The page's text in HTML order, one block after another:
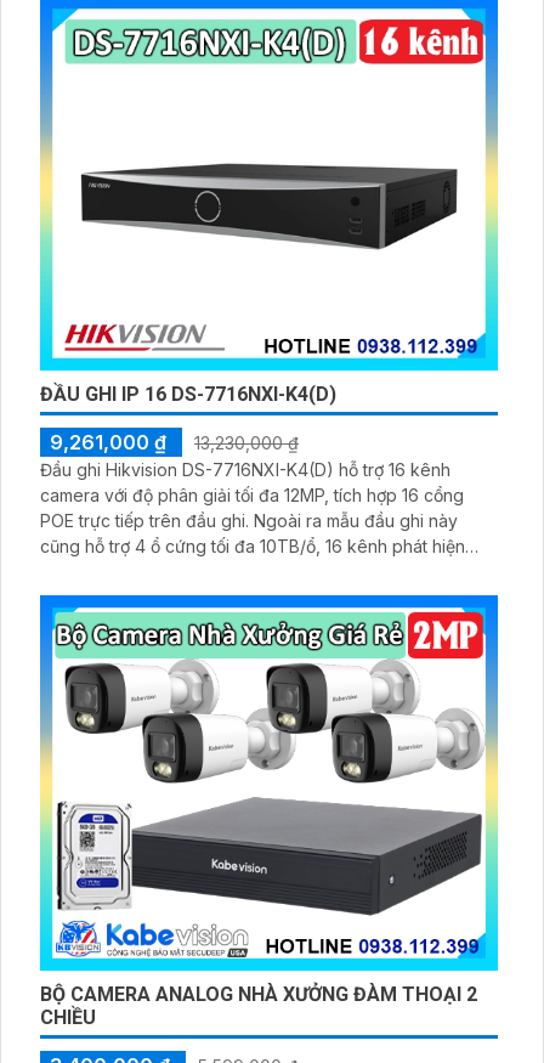
ĐẦU GHI IP 16 DS-7716NXI-K4(D)
9,261,000 ₫
13,230,000 ₫
Đầu ghi Hikvision DS-7716NXI-K4(D) hỗ trợ 16 kênh
camera với độ phân giải tối đa 12MP, tích hợp 16 cổng
POE trực tiếp trên đầu ghi. Ngoài ra mẫu đầu ghi này
cũng hỗ trợ 4 ổ cứng tối đa 10TB/ổ, 16 kênh phát hiện
BỘ CAMERA ANALOG NHÀ XƯỞNG ĐÀM THOẠI 2
CHIỀU